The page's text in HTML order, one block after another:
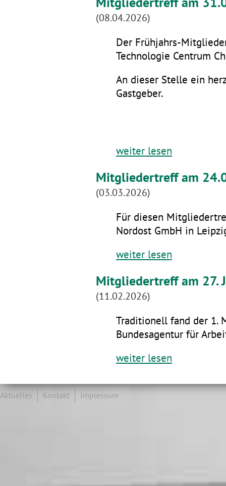
(08.04.2026)
Der Frühjahrs-
Technologie Centrum
An dieser Stelle ein
Gastgeber.
weiter lesen
Mitgliedertreff am
(03.03.2026)
Für diesen
Nordost GmbH in
weiter lesen
Mitgliedertreff am 27.
(11.02.2026)
Traditionell fand der 1.
Bundesagentur für
weiter lesen
Aktuelles Kontakt Impressum